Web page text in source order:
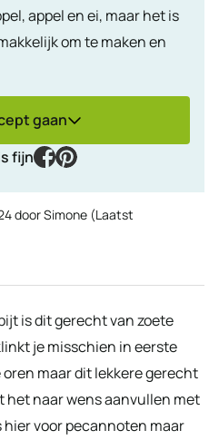
appel en ei, maar het is
om te maken en
gaan
fijn
facebook
pinterest
doorSimone (Laatst
is dit gerecht van zoete
je misschien in eerste
maar dit lekkere gerecht
het naar wens aanvullen met
voor pecannoten maar